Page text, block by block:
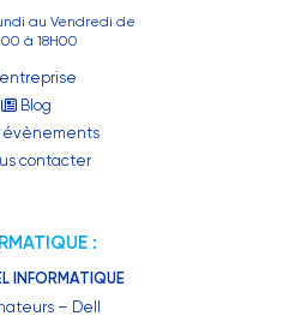
au Vendredi de
à 18H00
Blog
contacter
:
INFORMATIQUE
– Dell